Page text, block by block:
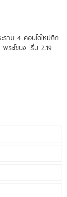
ราม 4 คอนโดใหม่ติด
ระโขนง เริ่ม 2.19